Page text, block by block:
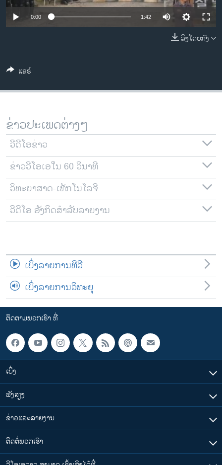
ຊຸມຊົນຊາວລາວ
ວິທະຍາສາດ-ເທັກໂນໂລຈີ
ພາສາອັງກິດ
ລາຍການກະຈາຍສຽງ
ລາຍງານ
ຕິດຕາມພວກເຮົາ ທີ່
ພາສາຕ່າງໆ
0:00 1:42
ລິງໂດຍກົງ
ແຊຣ໌
ຂ່າວປະເພດຕ່າງໆ
ວີດີໂອຂ່າວ
ຂ່າວວີໂອເອໃນ 60 ວິນາທີ
ວິທະຍາສາດ-ເທັກໂນໂລຈີ
ວີດີໂອ ອັງກິດສຳລັບລາຍງານ
ເບິ່ງລາຍການທີວີ
ເບິ່ງລາຍການວິທະຍຸ
ຕິດຕາມພວກເຮົາ ທີ່
ເບິ່ງ
ຟັງສຽງ
ຂ່າວແລະລາຍງານ
ຕິດຕໍ່ພວກເຮົາ